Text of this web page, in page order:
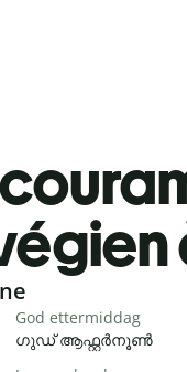
God ettermiddag
ഗുഡ് ആഫ്റ്റർനൂൺ